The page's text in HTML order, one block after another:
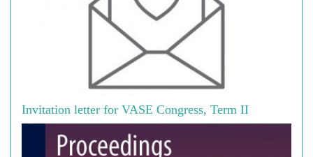
Invitation letter for VASE Congress, Term II